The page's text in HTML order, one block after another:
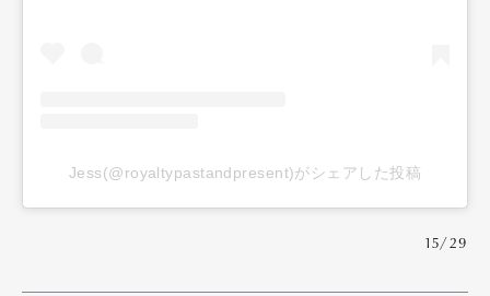
Jess(@royaltypastandpresent)がシェアした投稿
15/29